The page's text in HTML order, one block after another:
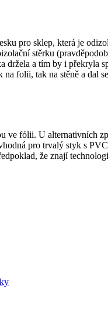
pro sklep, která je
stěrku
držela a tím by i
folii, tak na stěně a dal
fólii. U alternativních
pro trvalý styk s
že znají